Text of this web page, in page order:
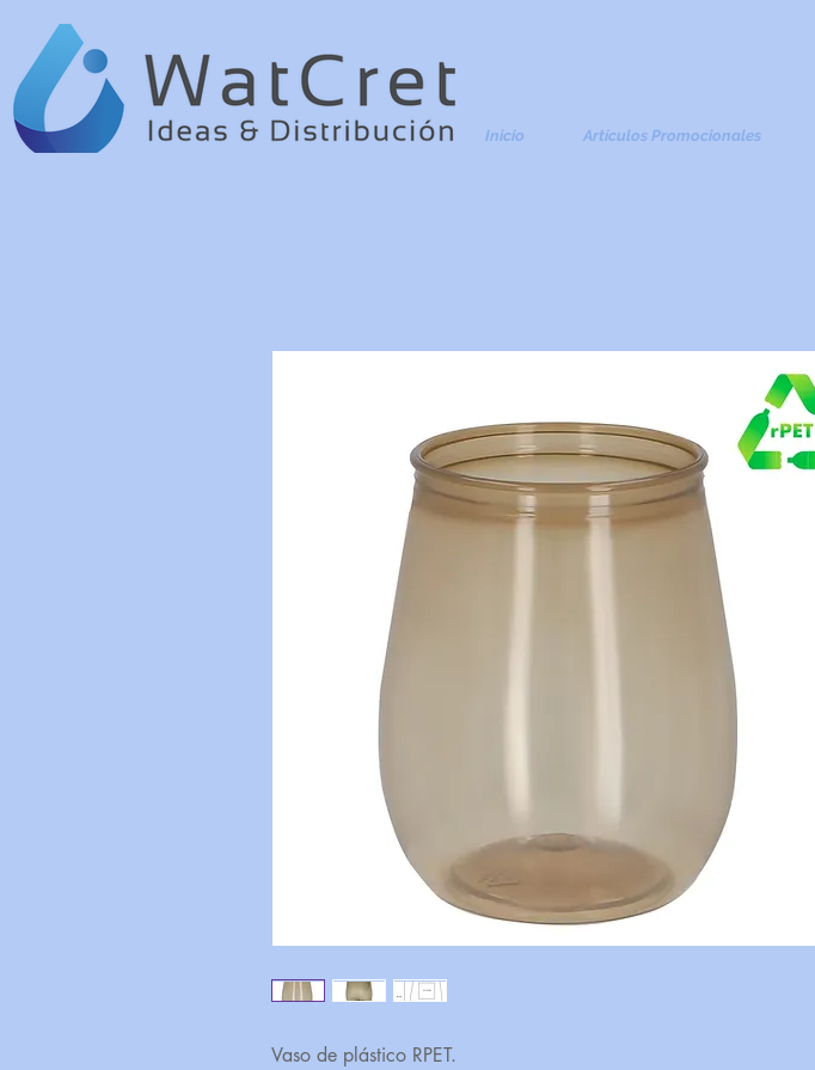
Inicio Artículos Promocionales
Vaso de plástico RPET.